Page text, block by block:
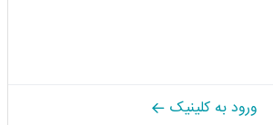
ورود به کلینیک